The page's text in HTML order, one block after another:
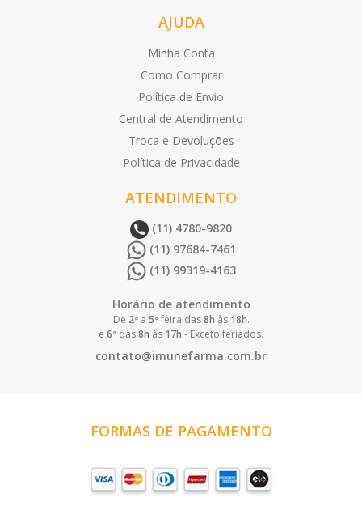
AJUDA
Minha Conta
Como Comprar
Política de Envio
Central de Atendimento
Troca e Devoluções
Política de Privacidade
ATENDIMENTO
(11) 4780-9820
(11) 97684-7461
(11) 99319-4163
Horário de atendimento
De 2ªa 5ªfeira das8h às 18h.
e 6ª das8h às 17h - Exceto feriados.
contato@imunefarma.com.br
FORMAS DE PAGAMENTO